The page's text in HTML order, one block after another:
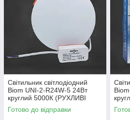
Світильник світлодіодний
Biom UNI-2-R24W-5 24Вт
круглий 5000К (РУХЛИВІ
КЛІПСИ)
Готово до відправки